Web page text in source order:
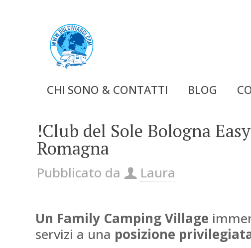
CHI SONO & CONTATTI BLOG
!Club del Sole Bologna
Romagna
Pubblicato da Laura
Un Family Camping Village
servizi a una posizione